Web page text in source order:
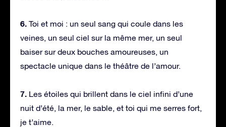
6. Toi et moi : un seul sang qui coule dans les
veines, un seul ciel sur la même mer, un seul
baiser sur deux bouches amoureuses, un
spectacle unique dans le théâtre de l’amour.
7. Les étoiles qui brillent dans le ciel infini d’une
nuit d’été, la mer, le sable, et toi qui me serres fort,
je t’aime.